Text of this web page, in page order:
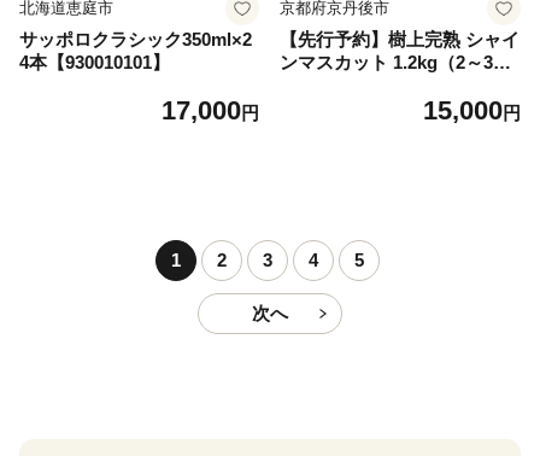
北海道恵庭市
サッポロクラシック350ml×2
4本【930010101】
17,000円
京都府京丹後市
【先行予約】樹上完熟 シャイ
ンマスカット 1.2kg（2～3
送） ふるさと納税 シャイン
15,000円
1 2 3 4 5
次へ